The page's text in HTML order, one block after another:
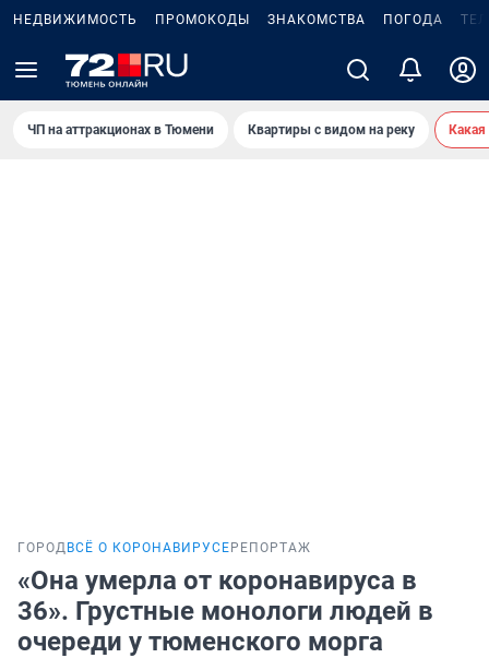
НЕДВИЖИМОСТЬ ПРОМОКОДЫ ЗНАКОМСТВА ПОГОДА
ЧП на аттракционах в Тюмени Квартиры с видом на реку
ГОРОД ВСЁ О КОРОНАВИРУСЕ РЕПОРТАЖ
«Она умерла от коронавируса в
36». Грустные монологи людей в
очереди у тюменского морга